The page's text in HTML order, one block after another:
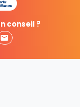
conseil ?